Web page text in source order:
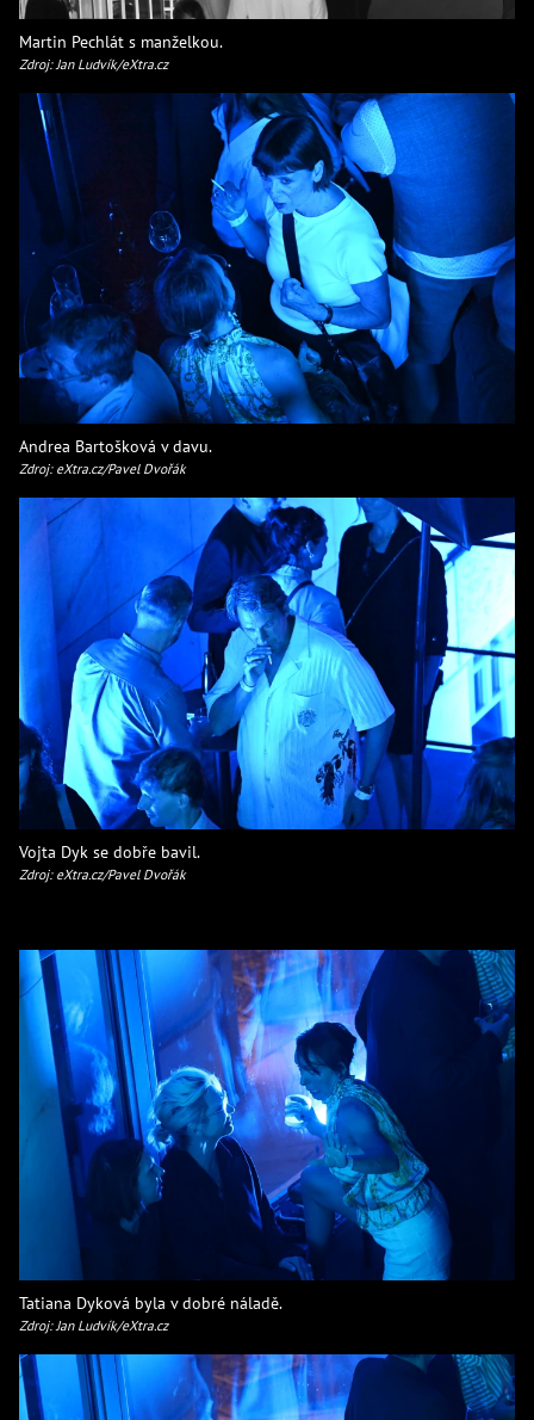
Martin Pechlát s manželkou.
Zdroj: Jan Ludvík/eXtra.cz
Andrea Bartošková v davu.
Zdroj: eXtra.cz/Pavel Dvořák
Vojta Dyk se dobře bavil.
Zdroj: eXtra.cz/Pavel Dvořák
Tatiana Dyková byla v dobré náladě.
Zdroj: Jan Ludvík/eXtra.cz